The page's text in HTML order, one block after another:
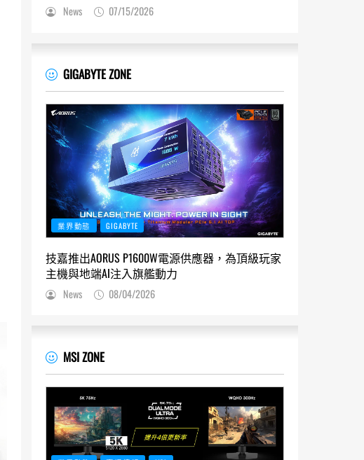
News 07/15/2026
GIGABYTE ZONE
業界動態 GIGABYTE
技嘉推出AORUS P1600W電源供應器，為頂級玩家
主機與地端AI注入旗艦動力
News 08/04/2026
MSI ZONE